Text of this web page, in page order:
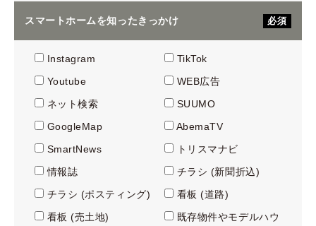
スマートホームを知ったきっかけ 必須
Instagram
TikTok
Youtube
WEB広告
ネット検索
SUUMO
GoogleMap
AbemaTV
SmartNews
トリスマナビ
情報誌
チラシ (新聞折込)
チラシ (ポスティング)
看板 (道路)
看板 (売土地)
既存物件やモデルハウ